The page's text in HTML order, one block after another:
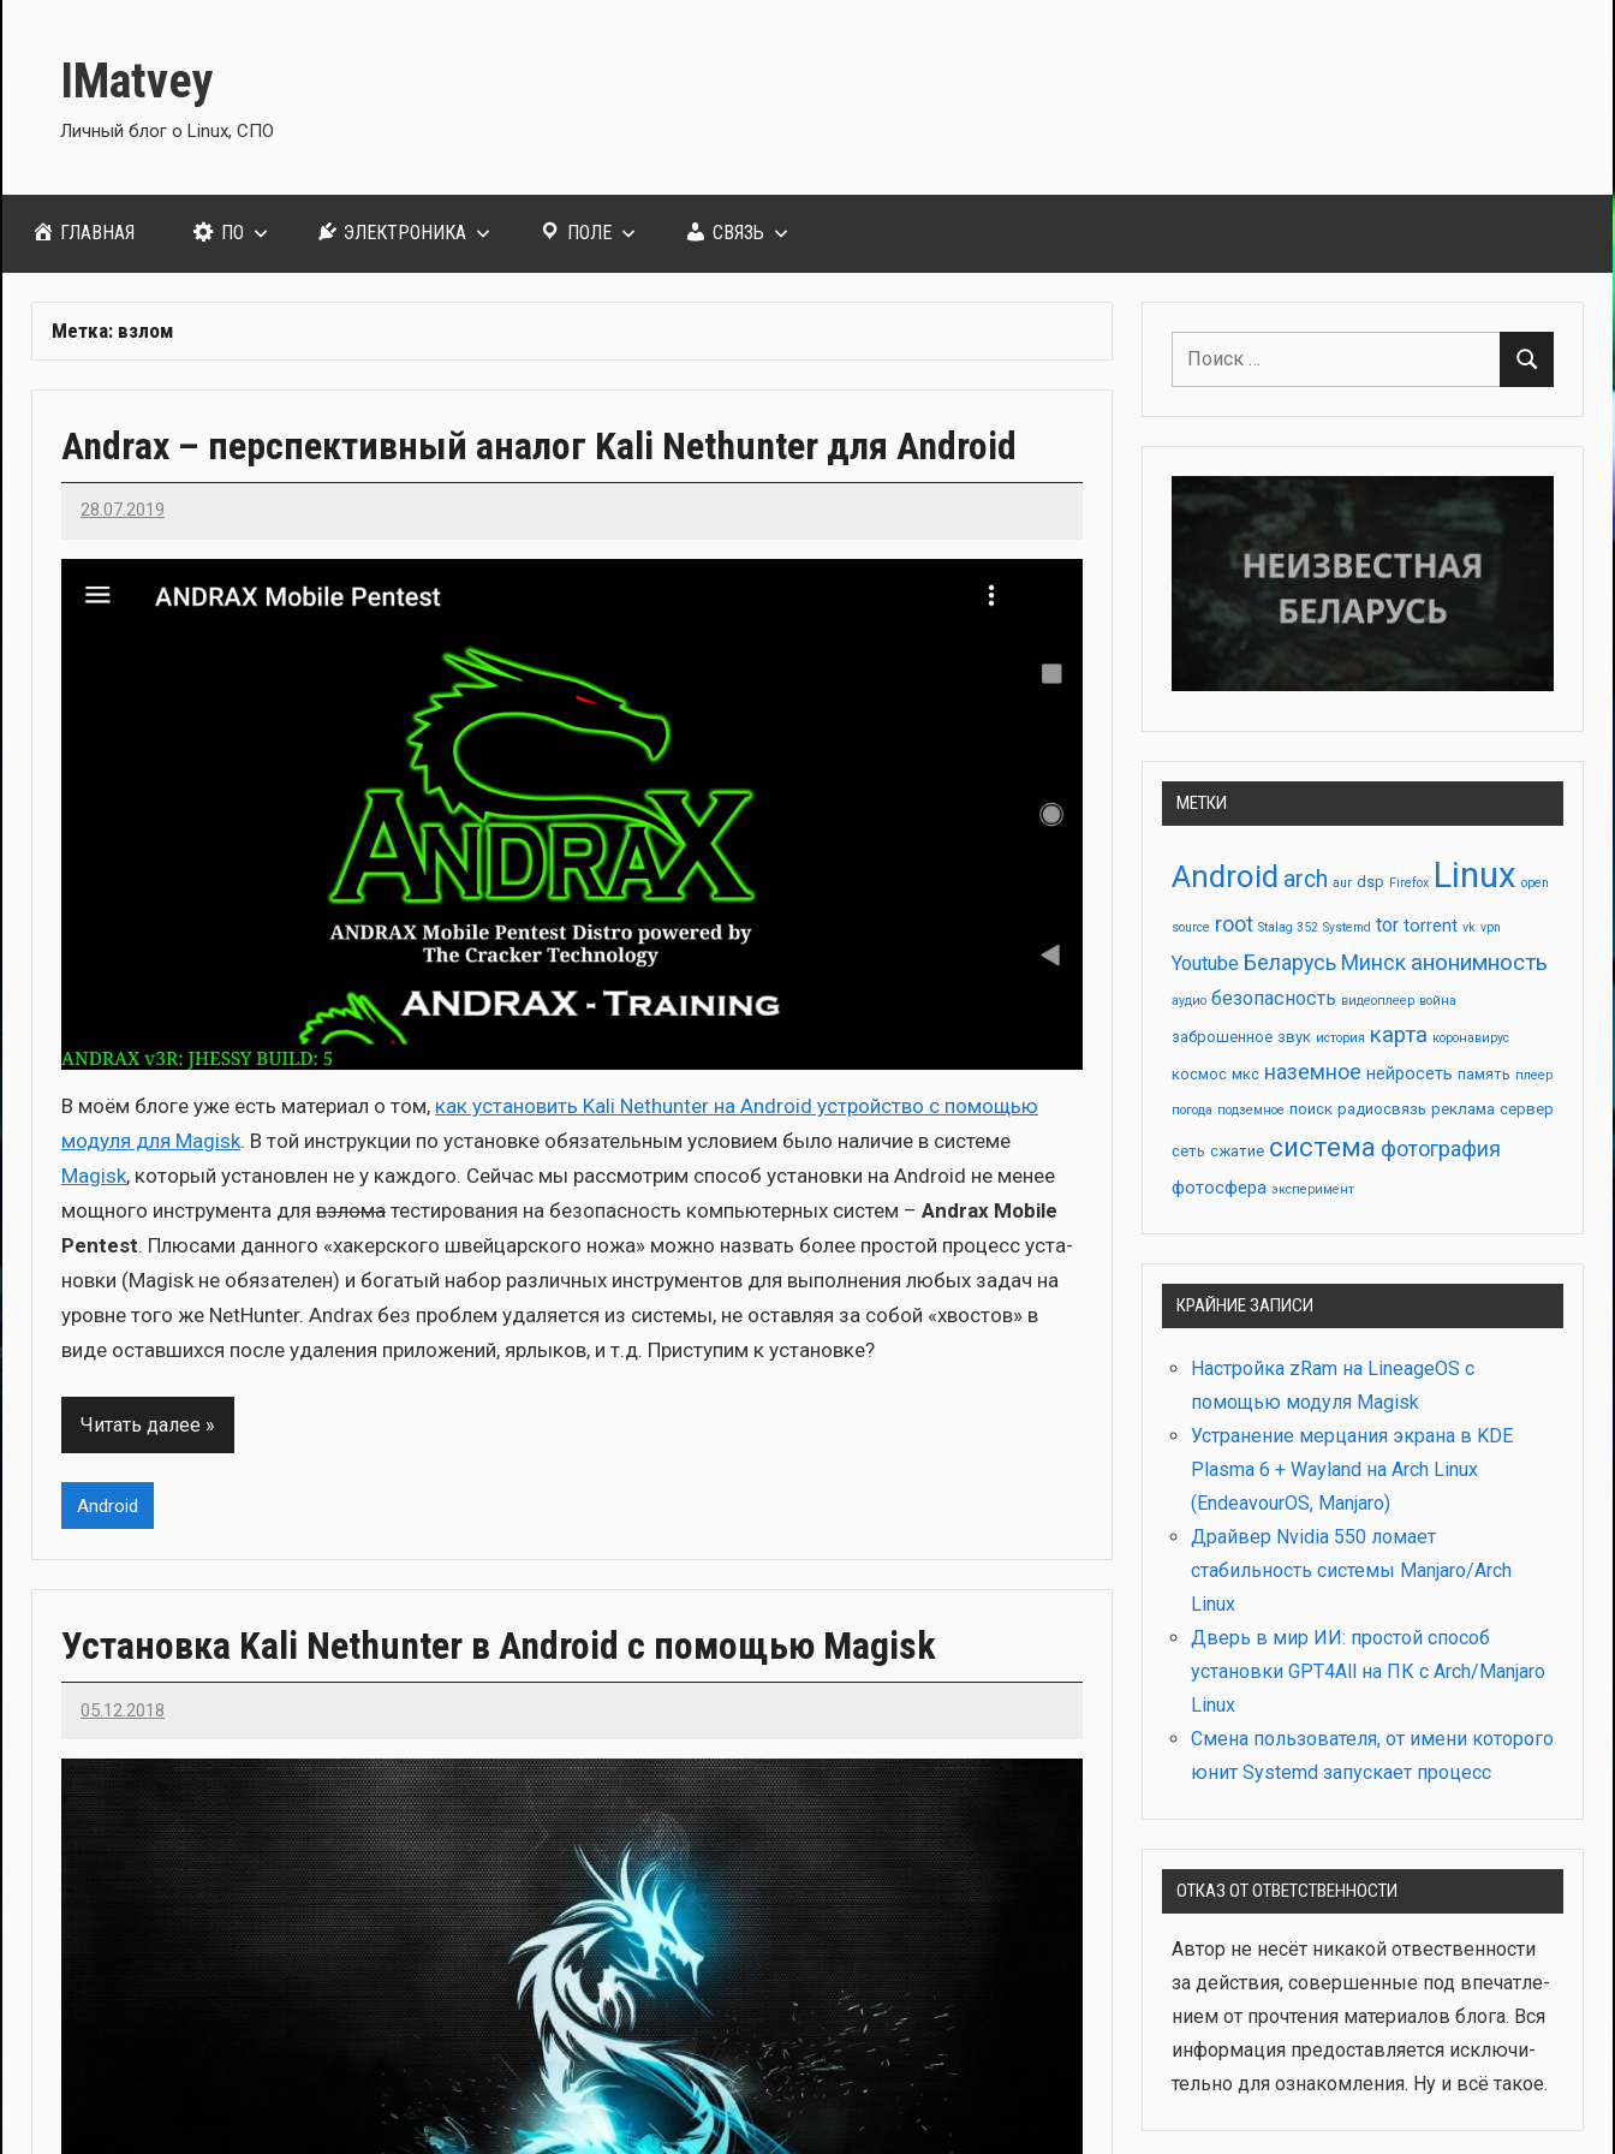
содержимому
IMatvey
Личный блог о Linux, СПО
ГЛАВНАЯ ПО ЭЛЕКТРОНИКА ПОЛЕ СВЯЗЬ
Метка: взлом
Andrax – перспективный аналог Kali Nethunter для Android
28.07.2019
В моём бло­ге уже есть мате­ри­ал о том, как уста­но­вить Kali Nethunter на Android устрой­ство с помо­щью
моду­ля для Magisk. В той инструк­ции по уста­нов­ке обя­за­тель­ным усло­ви­ем было нали­чие в систе­ме
Magisk, кото­рый уста­нов­лен не у каж­до­го. Сей­час мы рас­смот­рим спо­соб уста­нов­ки на Android не менее
мощ­но­го инстру­мен­та для взло­ма тести­ро­ва­ния на без­опас­ность ком­пью­тер­ных систем – Andrax Mobile
Pentest. Плю­са­ми дан­но­го «хакер­ско­го швей­цар­ско­го ножа» мож­но назвать более про­стой про­цесс уста­
нов­ки (Magisk не обя­за­те­лен) и бога­тый набор раз­лич­ных инстру­мен­тов для выпол­не­ния любых задач на
уровне того же NetHunter. Andrax без про­блем уда­ля­ет­ся из систе­мы, не остав­ляя за собой «хво­стов» в
виде остав­ших­ся после уда­ле­ния при­ло­же­ний, ярлы­ков, и т.д. При­сту­пим к уста­нов­ке?
Читать далее
Android
Установка Kali Nethunter в Android с помощью Magisk
05.12.2018
Imatvey
Поиск
Поиск
МЕТКИ
Android arch aur dsp Firefox Linux open
source root Stalag 352 Systemd tor torrent vk vpn
Youtube Беларусь Минск анонимность
аудио безопасность видеоплеер война
заброшенное звук история карта коронавирус
космос мкс наземное нейросеть память плеер
погода подземное поиск радиосвязь реклама сервер
сеть сжатие система фотография
фотосфера эксперимент
КРАЙНИЕ ЗАПИСИ
Настройка zRam на LineageOS с
помощью модуля Magisk
Устранение мерцания экрана в KDE
Plasma 6 + Wayland на Arch Linux
(EndeavourOS, Manjaro)
Драйвер Nvidia 550 ломает
стабильность системы Manjaro/Arch
Linux
Дверь в мир ИИ: простой способ
установки GPT4All на ПК с Arch/Manjaro
Linux
Смена пользователя, от имени которого
юнит Systemd запускает процесс
ОТКАЗ ОТ ОТВЕТСТВЕННОСТИ
Автор не несёт ника­кой отвест­вен­но­сти
за дей­ствия, совер­шен­ные под впе­чат­ле­
ни­ем от про­чте­ния мате­ри­а­лов бло­га. Вся
инфор­ма­ция предо­став­ля­ет­ся исклю­чи­
тель­но для озна­ком­ле­ния. Ну и всё такое.